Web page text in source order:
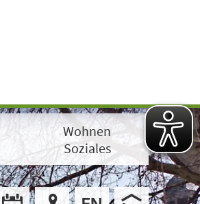
Wohnen
Soziales